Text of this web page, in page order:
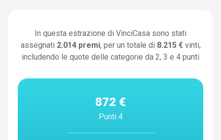
In questa estrazione di VinciCasa sono stati
assegnati 2.014 premi, per un totale di 8.215 €vinti,
includendo le quote delle categorie da 2, 3 e 4 punti
872 €
Punti 4